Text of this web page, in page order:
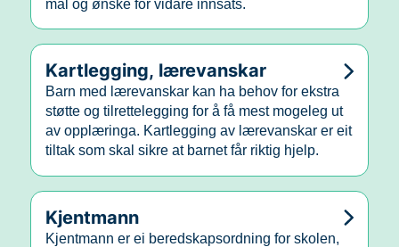
mål og ønske for vidare innsats.
Kartlegging, lærevanskar
Barn med lærevanskar kan ha behov for ekstra
støtte og tilrettelegging for å få mest mogeleg ut
av opplæringa. Kartlegging av lærevanskar er eit
tiltak som skal sikre at barnet får riktig hjelp.
Kjentmann
Kjentmann er ei beredskapsordning for skolen,